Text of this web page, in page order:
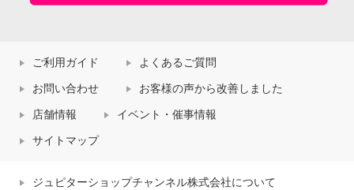
ご利用ガイド よくあるご質問
お問い合わせ お客様の声から改善しました
店舗情報 イベント・催事情報
サイトマップ
ジュピターショップチャンネル株式会社について